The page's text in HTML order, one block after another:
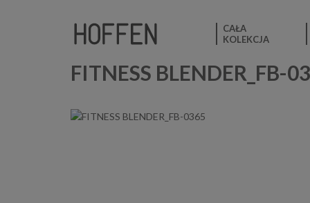
CAŁA
KOLEKCJA
FITNESS BLENDER_FB-